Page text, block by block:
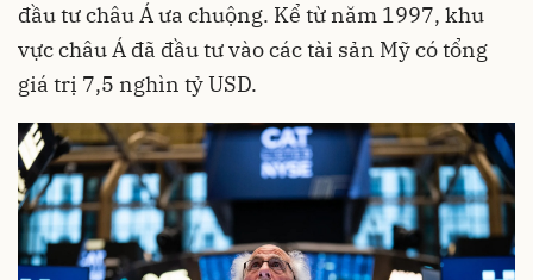
đầu tư châu Á ưa chuộng. Kể từ năm 1997, khu
vực châu Á đã đầu tư vào các tài sản Mỹ có tổng
giá trị 7,5 nghìn tỷ USD.